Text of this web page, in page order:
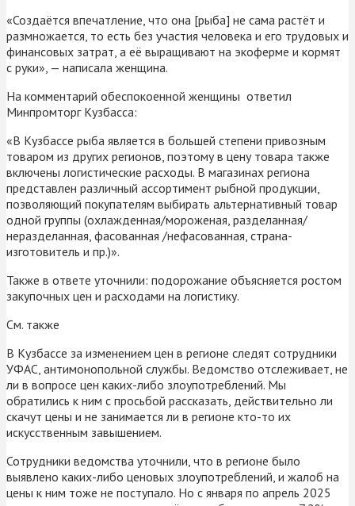
«Создаётся впечатление, что она [рыба] не сама растёт и
размножается, то есть без участия человека и его трудовых и
финансовых затрат, а её выращивают на экоферме и кормят
с руки», — написала женщина.
На комментарий обеспокоенной женщины ответил
Минпромторг Кузбасса:
«В Кузбассе рыба является в большей степени привозным
товаром из других регионов, поэтому в цену товара также
включены логистические расходы. В магазинах региона
представлен различный ассортимент рыбной продукции,
позволяющий покупателям выбирать альтернативный товар
одной группы (охлажденная/мороженая, разделанная/
неразделанная, фасованная /нефасованная, страна-
изготовитель и пр.)».
Также в ответе уточнили: подорожание объясняется ростом
закупочных цен и расходами на логистику.
См. также
В Кузбассе за изменением цен в регионе следят сотрудники
УФАС, антимонопольной службы. Ведомство отслеживает, не
ли в вопросе цен каких-либо злоупотреблений. Мы
обратились к ним с просьбой рассказать, действительно ли
скачут цены и не занимается ли в регионе кто-то их
искусственным завышением.
Сотрудники ведомства уточнили, что в регионе было
выявлено каких-либо ценовых злоупотреблений, и жалоб на
цены к ним тоже не поступало. Но с января по апрель 2025